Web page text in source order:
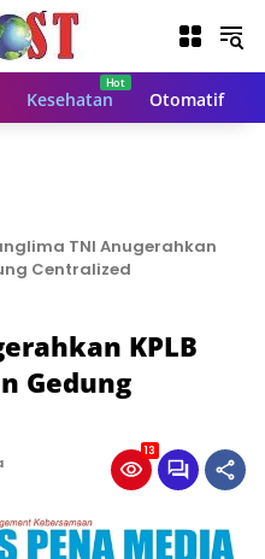
Kesehatan Otomatif
TNI Anugerahkan
Centralized
KPLB
Gedung
13